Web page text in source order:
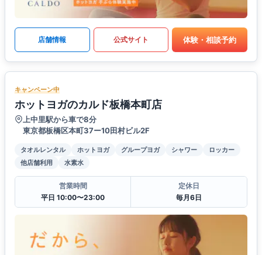
店舗情報 公式サイト 体験・相談予約
キャンペーン中
ホットヨガのカルド板橋本町店
上中里駅から車で8分
東京都板橋区本町37ー10田村ビル2F
タオルレンタル ホットヨガ グループヨガ シャワー
ロッカー
他店舗利用
水素水
営業時間
平日 10:00〜23:00
定休日
毎月6日